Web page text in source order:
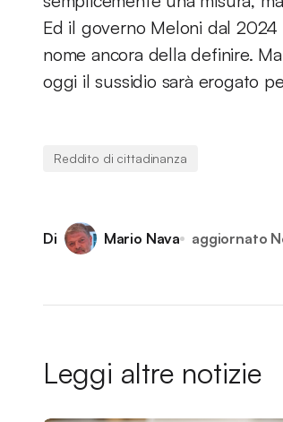
Ed il governo Meloni dal
nome ancora della definire.
oggi il sussidio sarà erogato
Reddito di cittadinanza
Di Mario Nava aggiornato
Leggi altre notizie